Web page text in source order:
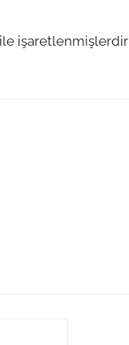
ile işaretlenmişlerdir